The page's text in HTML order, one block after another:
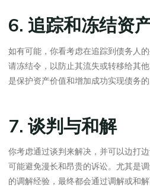
6. 追踪和冻结资
如有可能，你看考虑在追踪到债务人
请冻结令，以防止其流失或转移给其
是保护资产价值和增加成功实现债务的
7. 谈判与和解
你考虑通过谈判来解决，并可以边打
可能避免漫长和昂贵的诉讼。尤其是
的调解经验，最终都会通过调解或和